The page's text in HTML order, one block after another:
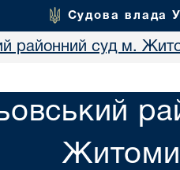
Судова влада
районний суд м.